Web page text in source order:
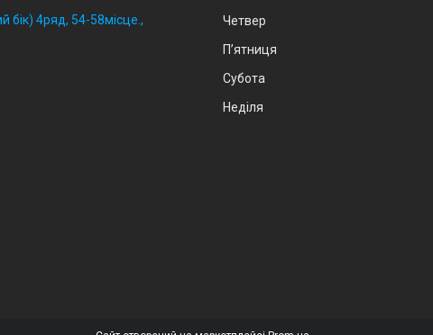
бік) 4ряд, 54-58місце.,
Четвер
Пʼятниця
Субота
Неділя